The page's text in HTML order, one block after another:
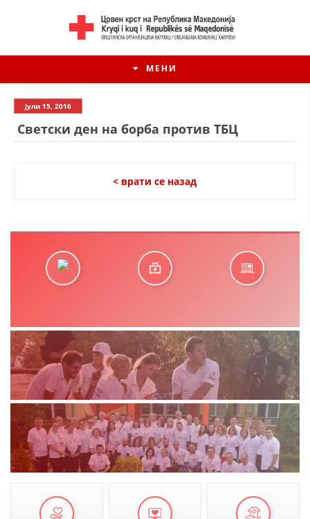
МЕНИ
ДЕЈСТВУВАЊЕ
ПРИРАЧНИЦИ
СТРАТЕГИИ
БРОШУРИ
јули 15, 2016
Светски ден на борба против ТБЦ
< врати се назад